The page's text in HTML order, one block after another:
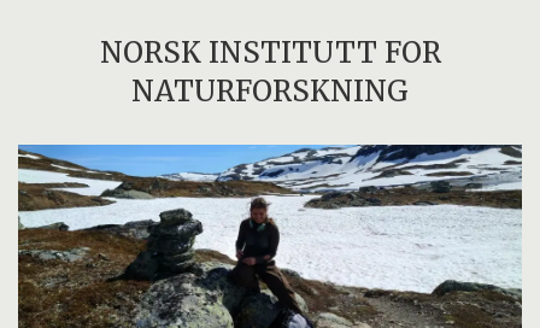
NORSK INSTITUTT FOR
NATURFORSKNING